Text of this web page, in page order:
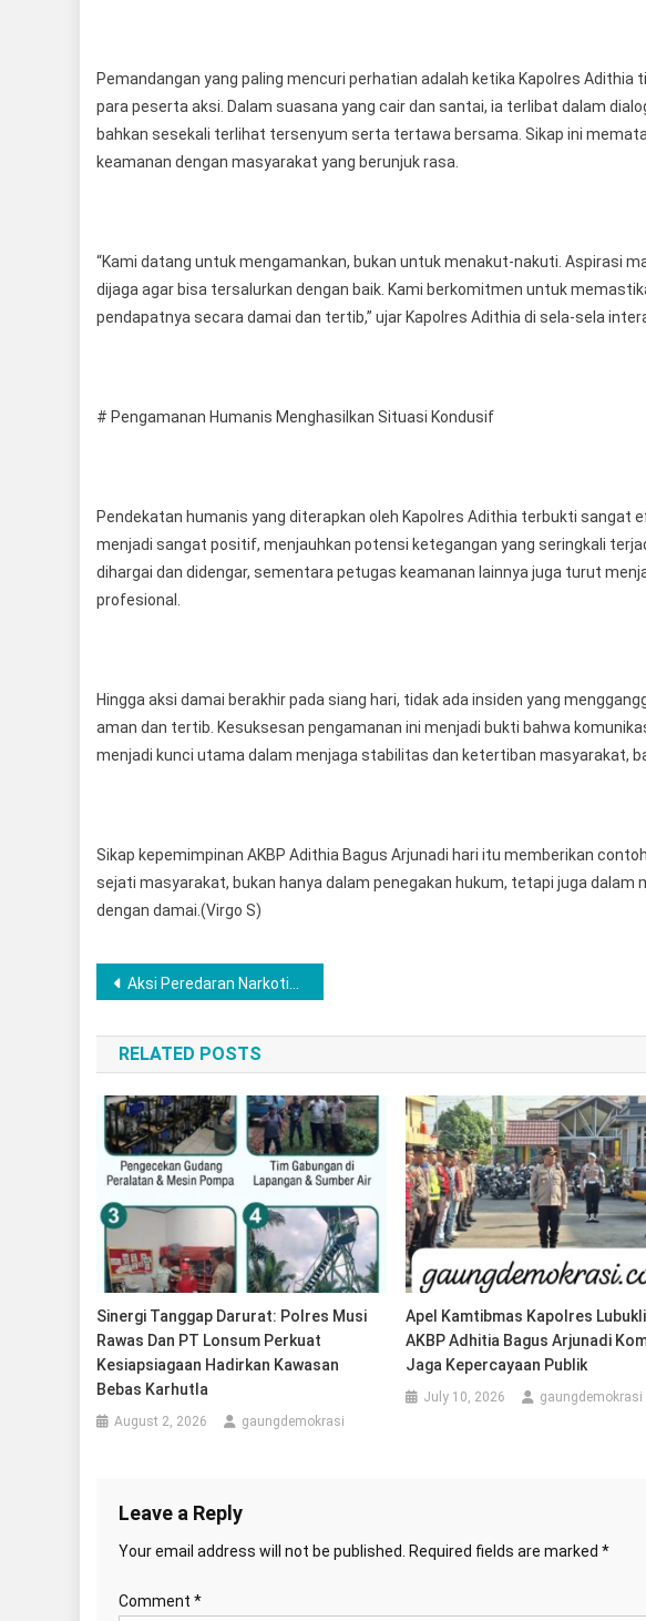
Pemandangan yang paling mencuri perhatian adalah ketika Kapolres Adithia
para peserta aksi. Dalam suasana yang cair dan santai, ia terlibat dalam
bahkan sesekali terlihat tersenyum serta tertawa bersama. Sikap ini
keamanan dengan masyarakat yang berunjuk rasa.
“Kami datang untuk mengamankan, bukan untuk menakut-nakuti. Aspirasi
dijaga agar bisa tersalurkan dengan baik. Kami berkomitmen untuk
pendapatnya secara damai dan tertib,” ujar Kapolres Adithia di sela-sela
# Pengamanan Humanis Menghasilkan Situasi Kondusif
Pendekatan humanis yang diterapkan oleh Kapolres Adithia terbukti sangat
menjadi sangat positif, menjauhkan potensi ketegangan yang seringkali
dihargai dan didengar, sementara petugas keamanan lainnya juga turut
profesional.
Hingga aksi damai berakhir pada siang hari, tidak ada insiden yang
aman dan tertib. Kesuksesan pengamanan ini menjadi bukti bahwa
menjadi kunci utama dalam menjaga stabilitas dan ketertiban masyarakat,
Sikap kepemimpinan AKBP Adithia Bagus Arjunadi hari itu memberikan
sejati masyarakat, bukan hanya dalam penegakan hukum, tetapi juga
dengan damai.(Virgo S)
Post
navigation
Aksi Peredaran Narkotika Berhasil Digagalkan, Satuan Resnarkoba Polres Lubuklinggau Sita 108 Butir Pil Ekstasi
RELATED POSTS
Sinergi Tanggap Darurat: Polres Musi
Rawas Dan PT Lonsum Perkuat
Kesiapsiagaan Hadirkan Kawasan
Bebas Karhutla
August 2, 2026 gaungdemokrasi
Apel Kamtibmas Kapolres
AKBP Adhitia Bagus Arjunadi
Jaga Kepercayaan Publik
July 10, 2026 gaungdemokrasi
Leave a Reply
Your email address will not be published. Required fields are marked *
Comment *